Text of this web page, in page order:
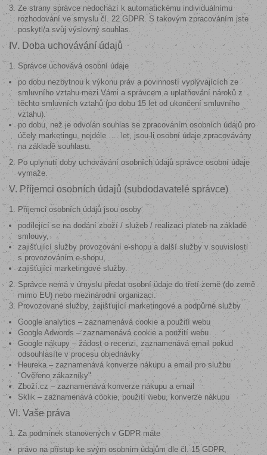
Ze strany správce nedochází k automatickému individuálnímu
rozhodování ve smyslu čl. 22 GDPR. S takovým zpracováním jste
poskytl/a svůj výslovný souhlas.
IV. Doba uchovávání údajů
Správce uchovává osobní údaje
po dobu nezbytnou k výkonu práv a povinností vyplývajících ze
smluvního vztahu mezi Vámi a správcem a uplatňování nároků z
těchto smluvních vztahů (po dobu 15 let od ukončení smluvního
vztahu).
po dobu, než je odvolán souhlas se zpracováním osobních údajů pro
účely marketingu, nejdéle …. let, jsou-li osobní údaje zpracovávány
na základě souhlasu.
Po uplynutí doby uchovávání osobních údajů správce osobní údaje
vymaže.
V. Příjemci osobních údajů (subdodavatelé správce)
Příjemci osobních údajů jsou osoby
podílející se na dodání zboží / služeb / realizaci plateb na základě
smlouvy,
zajišťující služby provozování e-shopu a další služby v souvislosti
s provozováním e-shopu,
zajišťující marketingové služby.
Správce nemá v úmyslu předat osobní údaje do třetí země (do země
mimo EU) nebo mezinárodní organizaci.
Provozované služby, zajišťující marketingové a podpůrné služby
Google analytics – zaznamenává cookie a použití webu
Google Adwords – zaznamenává cookie a použití webu
Google nákupy – žádost o recenzi, zaznamenává email pokud
odsouhlasíte v procesu objednávky
Heureka – zaznamenává konverze nákupu a email pro službu
"Ověřeno zákazníky"
Zboží.cz – zaznamenává konverze nákupu a email
Sklik – zaznamenává cookie, použití webu, konverze nákupu
VI. Vaše práva
Za podmínek stanovených v GDPR máte
právo na přístup ke svým osobním údajům dle čl. 15 GDPR,